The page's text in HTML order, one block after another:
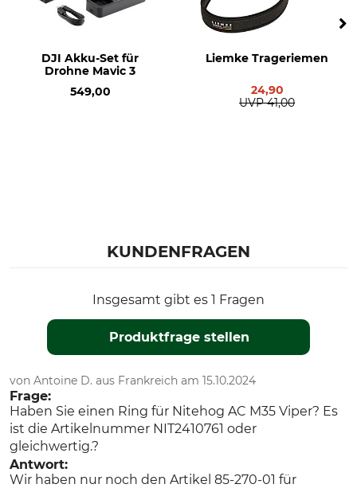
DJI Akku-Set für
Drohne Mavic 3
549,00
Liemke Trageriemen
24,90
UVP 41,00
KUNDENFRAGEN
Insgesamt gibt es 1 Fragen
Produktfrage stellen
von Antoine D. aus Frankreich am 15.10.2024
Frage:
Haben Sie einen Ring für Nitehog AC M35 Viper? Es
ist die Artikelnummer NIT2410761 oder
gleichwertig.?
Antwort:
Wir haben nur noch den Artikel 85-270-01 für